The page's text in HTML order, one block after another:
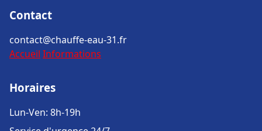
Contact
contact@chauffe-eau-31.fr
Accueil Informations
Horaires
Lun-Ven: 8h-19h